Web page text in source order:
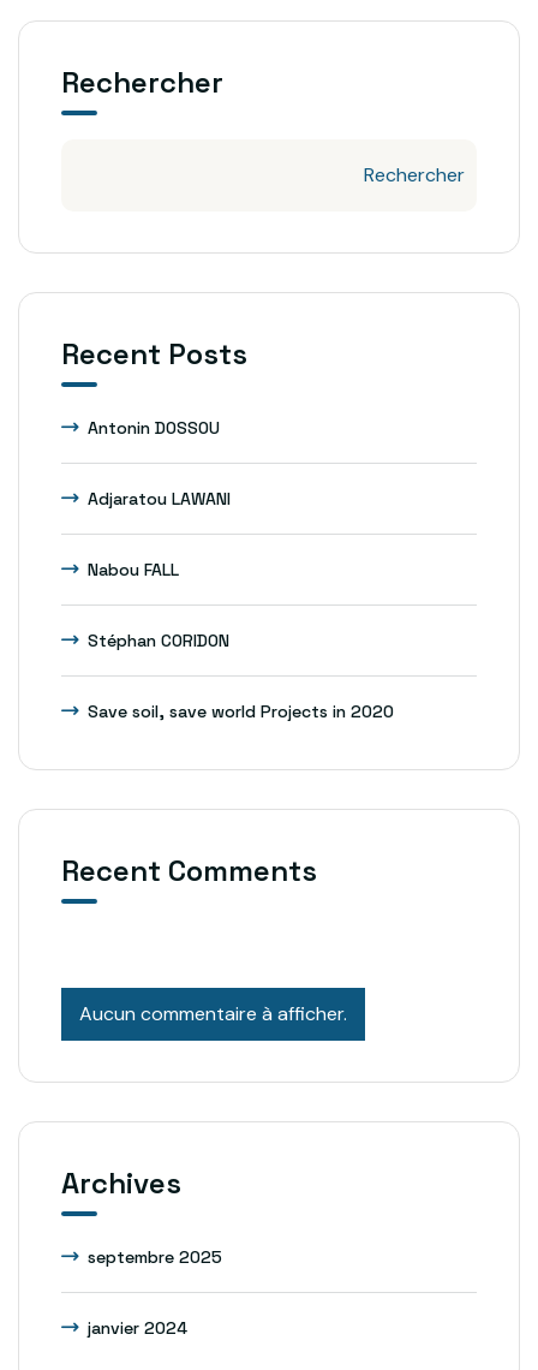
Rechercher
Rechercher
Recent Posts
Antonin DOSSOU
Adjaratou LAWANI
Nabou FALL
Stéphan CORIDON
Save soil, save world Projects in 2020
Recent Comments
Aucun commentaire à afficher.
Archives
septembre 2025
janvier 2024